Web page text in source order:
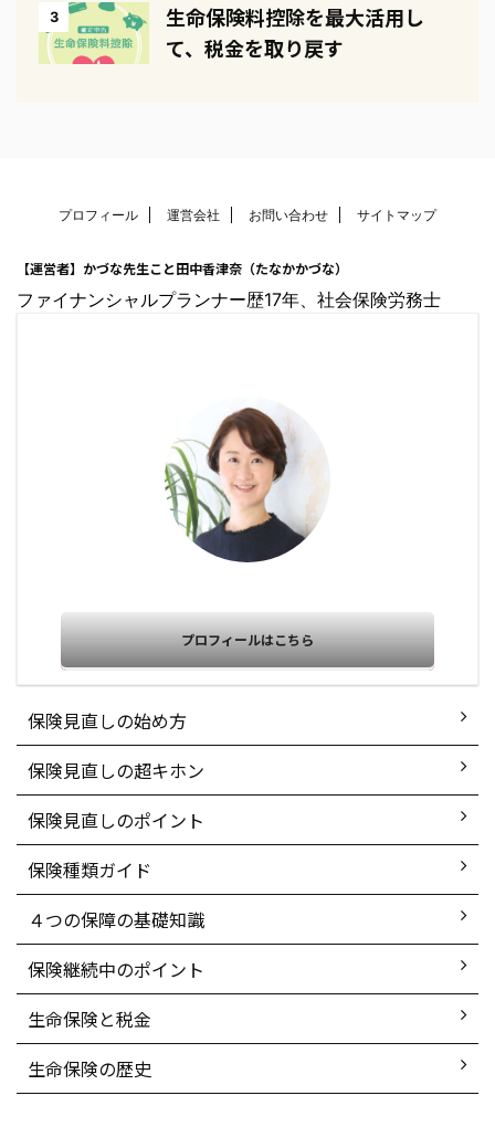
3
生命保険料控除を最大活用し
て、税金を取り戻す
プロフィール 運営会社 お問い合わせ サイトマップ
【運営者】かづな先生こと田中香津奈（たなかかづな）
ファイナンシャルプランナー歴17年、社会保険労務士
プロフィールはこちら
保険見直しの始め方
保険見直しの超キホン
保険見直しのポイント
保険種類ガイド
４つの保障の基礎知識
保険継続中のポイント
生命保険と税金
生命保険の歴史